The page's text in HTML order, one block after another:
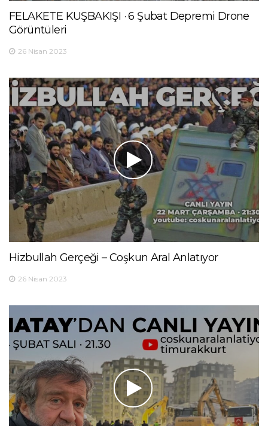
FELAKETE KUŞBAKIŞI · 6 Şubat Depremi Drone
Görüntüleri
26 Nisan 2023
Hizbullah Gerçeği – Coşkun Aral Anlatıyor
26 Nisan 2023